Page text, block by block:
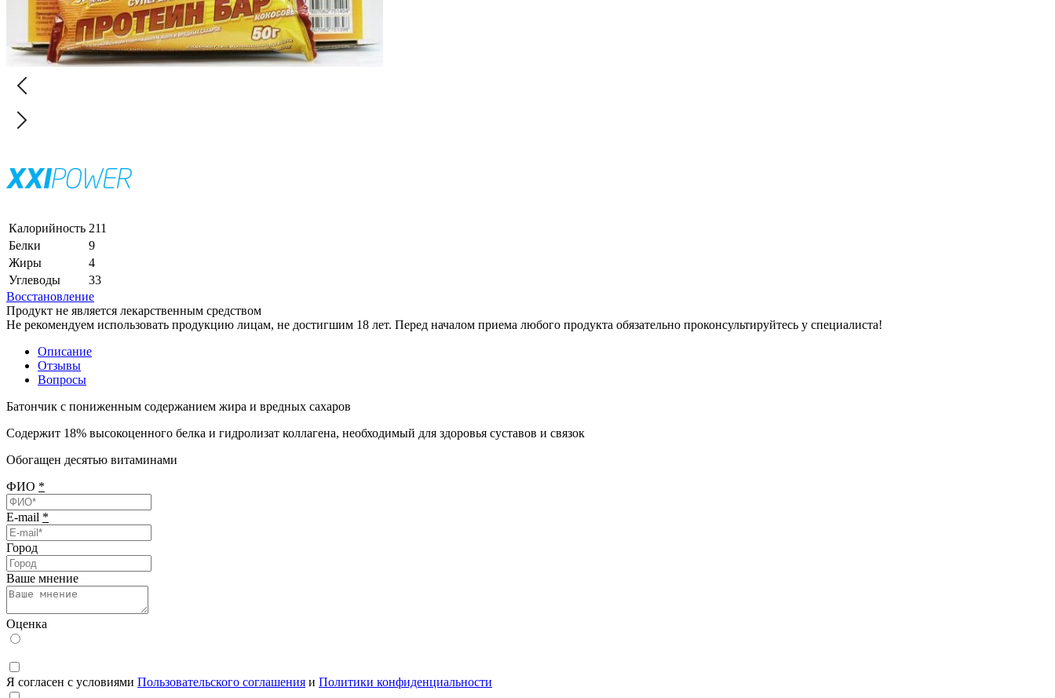
Калорийность 211
Белки
9
Жиры
4
Углеводы
33
Восстановление
Продукт не является лекарственным средством
Не рекомендуем использовать продукцию лицам, не достигшим 18 лет. Перед началом приема любого продукта обязательно проконсультируйтесь у специалиста!
Описание
Отзывы
Вопросы
Батончик с пониженным содержанием жира и вредных сахаров
Содержит 18% высокоценного белка и гидролизат коллагена, необходимый для здоровья суставов и связок
Обогащен десятью витаминами
ФИО *
E-mail *
Город
Ваше мнение
Оценка
Я согласен с условиями Пользовательского соглашения и Политики конфиденциальности